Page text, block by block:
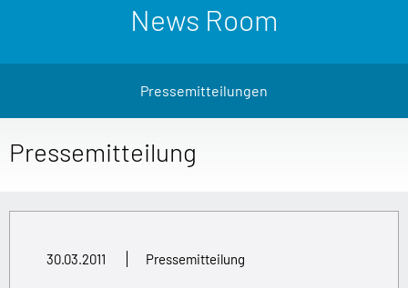
News Room
Pressemitteilungen
Pressemitteilung
30.03.2011 Pressemitteilung